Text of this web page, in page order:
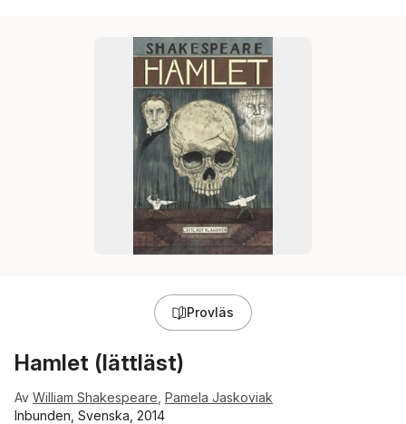
Provläs
Hamlet (lättläst)
Av William Shakespeare Pamela Jaskoviak
Inbunden, Svenska, 2014